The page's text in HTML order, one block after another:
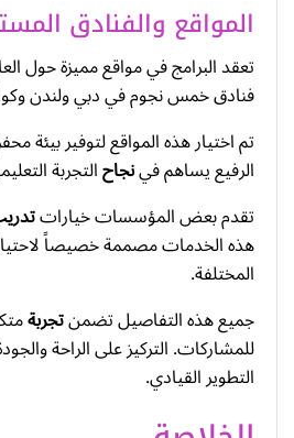
المواقع والفنادق
تعقد البرامج في مواقع مميزة حول
فنادق خمس نجوم في دبي ولندن
تم اختيار هذه المواقع لتوفير بيئة
الرفيع يساهم فينجاحالتجربة
تقدم بعض المؤسسات خيارات
هذه الخدمات مصممة خصيصاً
المختلفة.
جميع هذه التفاصيل تضمنتجربة
للمشاركات. التركيز على الراحة
التطوير القيادي.